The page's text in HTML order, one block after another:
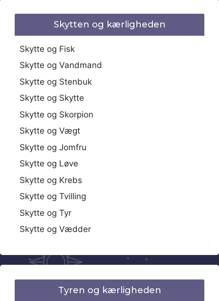
Skytten og kærligheden
Skytte og Fisk
Skytte og Vandmand
Skytte og Stenbuk
Skytte og Skytte
Skytte og Skorpion
Skytte og Vægt
Skytte og Jomfru
Skytte og Løve
Skytte og Krebs
Skytte og Tvilling
Skytte og Tyr
Skytte og Vædder
Tyren og kærligheden